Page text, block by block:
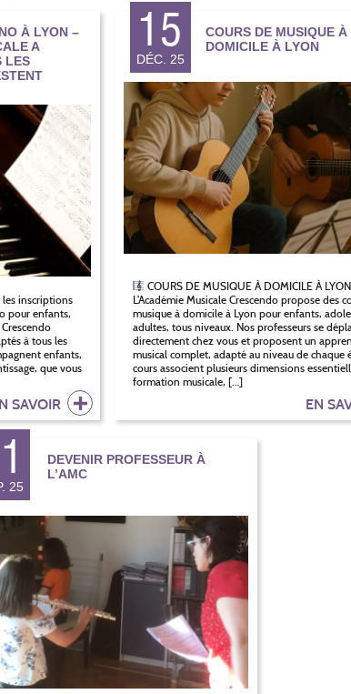
À LYON –
A
LES
les inscriptions
pour enfants,
Crescendo
à tous les
enfants,
que vous
SAVOIR
15
DÉC. 25
COURS DE MUSIQUE À
DOMICILE À LYON
COURS DE MUSIQUE À DOMICILE À LYON
L’Académie Musicale Crescendo propose des
musique à domicile à Lyon pour enfants,
adultes, tous niveaux. Nos professeurs se
directement chez vous et proposent un
musical complet, adapté au niveau de chaque
cours associent plusieurs dimensions
formation musicale, […]
EN
25
DEVENIR PROFESSEUR À
L’AMC